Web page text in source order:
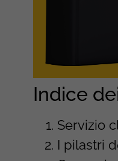
Indice
Servizio
I pilastri